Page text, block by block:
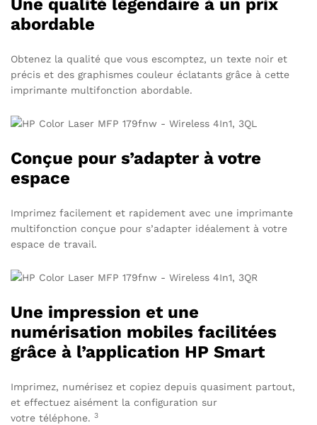
abordable
Obtenez la qualité que vous escomptez, un texte noir et
précis et des graphismes couleur éclatants grâce à cette
imprimante multifonction abordable.
Conçue pour s’adapter à votre
espace
Imprimez facilement et rapidement avec une imprimante
multifonction conçue pour s’adapter idéalement à votre
espace de travail.
Une impression et une
numérisation mobiles facilitées
grâce à l’application HP Smart
Imprimez, numérisez et copiez depuis quasiment partout,
et effectuez aisément la configuration sur
votre téléphone. 3